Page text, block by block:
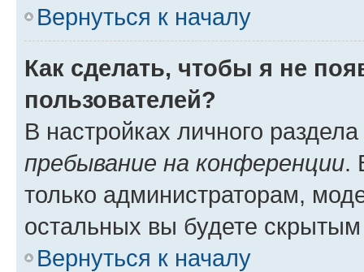
Вернуться к началу
Как сделать, чтобы я не
пользователей?
В настройках личного
пребывание на конференции.
только администраторам,
остальных вы будете
Вернуться к началу